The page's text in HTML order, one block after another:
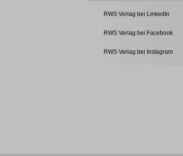
RWS Verlag bei LinkedIn
RWS Verlag bei Facebook
RWS Verlag bei Instagram